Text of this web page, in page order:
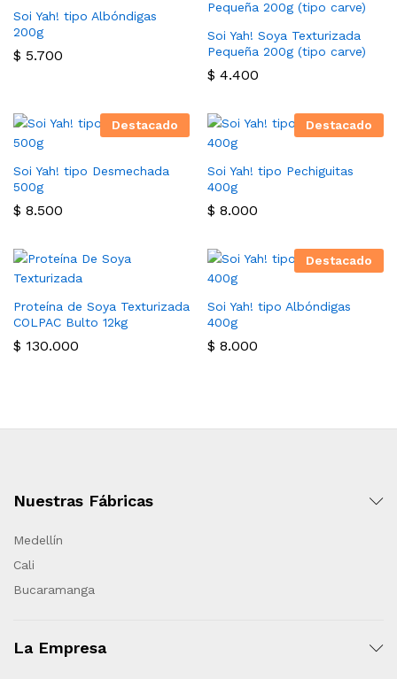
Soi Yah! tipo Albóndigas
200g
$ 5.700
Soi Yah! Soya Texturizada
Pequeña 200g (tipo carve)
$ 4.400
Destacado
Soi Yah! tipo Desmechada
500g
$ 8.500
Destacado
Soi Yah! tipo Pechiguitas
400g
$ 8.000
Proteína de Soya Texturizada
COLPAC Bulto 12kg
$ 130.000
Destacado
Soi Yah! tipo Albóndigas
400g
$ 8.000
Nuestras Fábricas
Medellín
Cali
Bucaramanga
La Empresa